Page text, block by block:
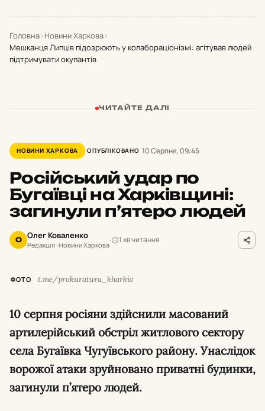
Головна›Новини Харкова›
Мешканця Липців підозрюють у колабораціонізмі: агітував людей
підтримувати окупантів
ЧИТАЙТЕ ДАЛІ
НОВИНИ ХАРКОВА ОПУБЛІКОВАНО 10 Серпня, 09:45
Російський удар по
Бугаївці на Харківщині:
загинули п’ятеро людей
О Олег Коваленко
Редакція · Новини Харкова
1 хв читання
ФОТО t.me/prokuratura_kharkiv
10 серпня росіяни здійснили масований
артилерійський обстріл житлового сектору
села Бугаївка Чугуївського району. Унаслідок
ворожої атаки зруйновано приватні будинки,
загинули п’ятеро людей.